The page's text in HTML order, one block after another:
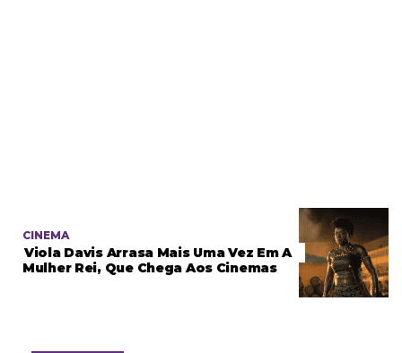
CINEMA
Viola Davis Arrasa Mais Uma Vez Em A
Mulher Rei, Que Chega Aos Cinemas